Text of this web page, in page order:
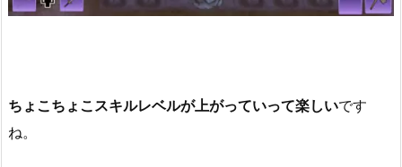
ちょこちょこスキルレベルが上がっていって楽しいです
ね。